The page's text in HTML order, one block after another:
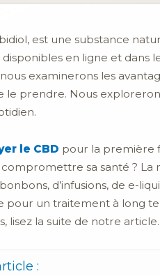
est une substance
en ligne et dans
examinerons les
le prendre. Nous
le CBD pour la première
compromettre sa santé ?
d’infusions, de e-
pour un traitement à long
lisez la suite de notre article.
: